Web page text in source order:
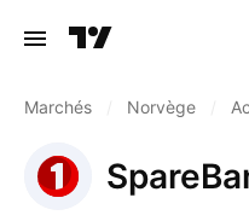
Marchés Norvège